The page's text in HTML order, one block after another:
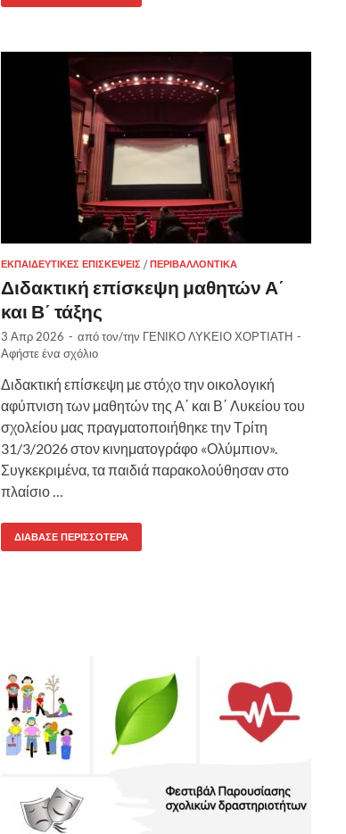
ΕΚΠΑΙΔΕΥΤΙΚΈΣ ΕΠΙΣΚΈΨΕΙΣ /ΠΕΡΙΒΑΛΛΟΝΤΙΚΆ
Διδακτική επίσκεψη μαθητών Α΄
και Β΄ τάξης
3 Απρ 2026 - από τον/την ΓΕΝΙΚΟ ΛΥΚΕΙΟ ΧΟΡΤΙΑΤΗ -
Αφήστε ένα σχόλιο
Διδακτική επίσκεψη με στόχο την οικολογική
αφύπνιση των μαθητών της Α΄ και Β΄ Λυκείου του
σχολείου μας πραγματοποιήθηκε την Τρίτη
31/3/2026 στον κινηματογράφο «Ολύμπιον».
Συγκεκριμένα, τα παιδιά παρακολούθησαν στο
πλαίσιο …
ΔΙΆΒΑΣΕ ΠΕΡΙΣΣΌΤΕΡΑ